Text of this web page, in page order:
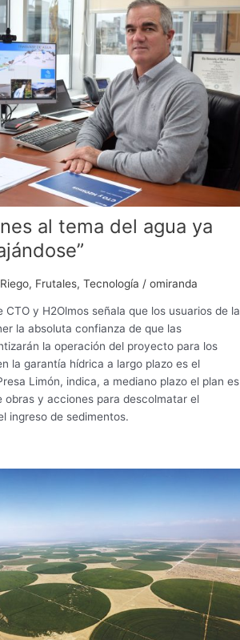
al tema del agua ya
, Frutales, Tecnología / omiranda
CTO y H2Olmos señala que los usuarios de la
la absoluta confianza de que las
la operación del proyecto para los
la garantía hídrica a largo plazo es el
Limón, indica, a mediano plazo el plan es
obras y acciones para descolmatar el
ingreso de sedimentos.